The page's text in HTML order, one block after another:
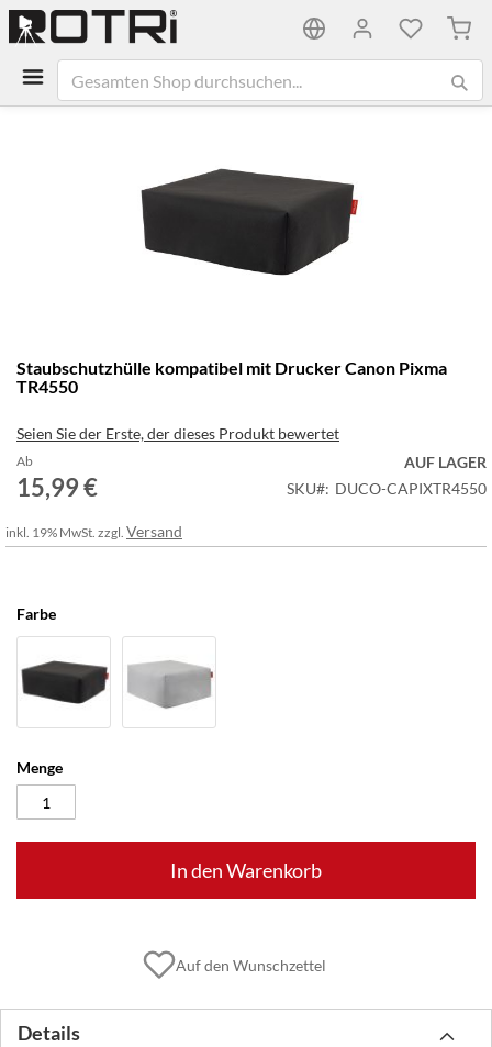
Anfang
der
springen
Staubschutzhülle kompatibel mit Drucker Canon Pixma
TR4550
Seien Sie der Erste, der dieses Produkt bewertet
Ab
15,99 €
AUF LAGER
SKU
DUCO-CAPIXTR4550
inkl. 19% MwSt. zzgl. Versand
Farbe
Menge
In den Warenkorb
Auf den Wunschzettel
Details